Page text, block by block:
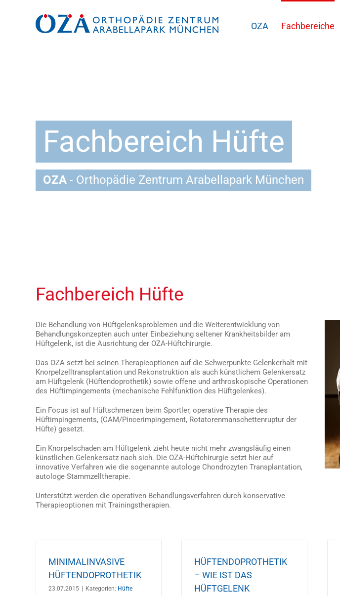
OZA Fachbereiche
Fachbereich Hüfte
OZA - Orthopädie Zentrum Arabellapark München
Fachbereich Hüfte
Die Behandlung von Hüftgelenksproblemen und die Weiterentwicklung von
Behandlungskonzepten auch unter Einbeziehung seltener Krankheitsbilder am
Hüftgelenk, ist die Ausrichtung der OZA-Hüftchirurgie.
Das OZA setzt bei seinen Therapieoptionen auf die Schwerpunkte Gelenkerhalt mit
Knorpelzelltransplantation und Rekonstruktion als auch künstlichem Gelenkersatz
am Hüftgelenk (Hüftendoprothetik) sowie offene und arthroskopische Operationen
des Hüftimpingements (mechanische Fehlfunktion des Hüftgelenkes).
Ein Focus ist auf Hüftschmerzen beim Sportler, operative Therapie des
Hüftimpingements, (CAM/Pincerimpingement, Rotatorenmanschettenruptur der
Hüfte) gesetzt.
Ein Knorpelschaden am Hüftgelenk zieht heute nicht mehr zwangsläufig einen
künstlichen Gelenkersatz nach sich. Die OZA-Hüftchirurgie setzt hier auf
innovative Verfahren wie die sogenannte autologe Chondrozyten Transplantation,
autologe Stammzelltherapie.
Unterstützt werden die operativen Behandlungsverfahren durch konservative
Therapieoptionen mit Trainingstherapien.
MINIMALINVASIVE
HÜFTENDOPROTHETIK
23.07.2015 Kategorien: Hüfte
HÜFTENDOPROTHETIK
– WIE IST DAS
HÜFTGELENK